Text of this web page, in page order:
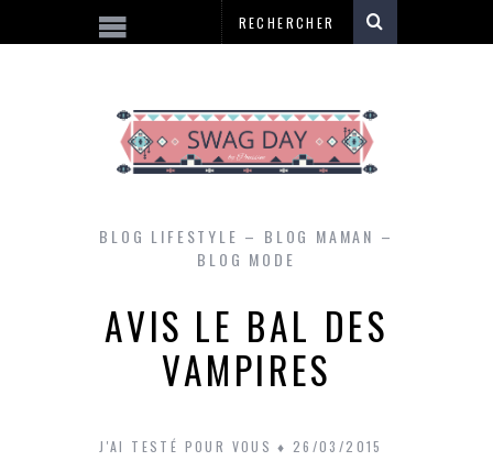
BLOG LIFESTYLE – BLOG MAMAN –
BLOG MODE
AVIS LE BAL DES
VAMPIRES
J'AI TESTÉ POUR VOUS 26/03/2015